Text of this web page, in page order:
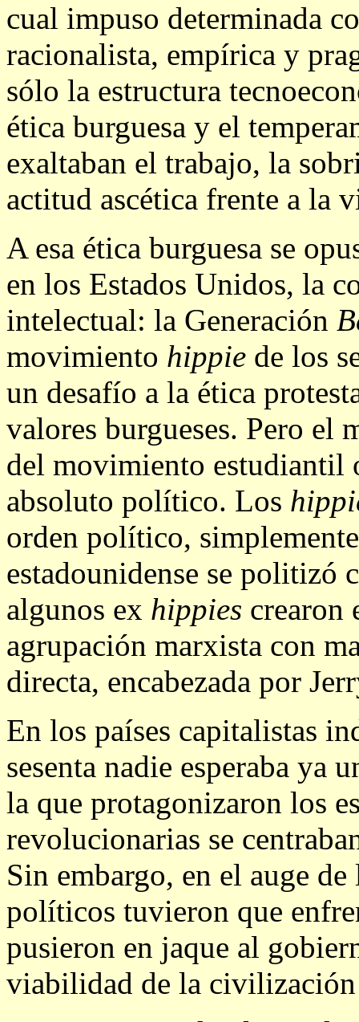
cual impuso determinada
racionalista, empírica y
sólo la estructura
ética burguesa y el
exaltaban el trabajo, la
actitud ascética frente a la
A esa ética burguesa se
en los Estados Unidos, la
intelectual: la Generación
movimiento hippie de los
un desafío a la ética
valores burgueses. Pero el
del movimiento estudiantil
absoluto político. Los
orden político,
estadounidense se politizó
algunos ex hippies crearon
agrupación marxista con
directa, encabezada por
En los países capitalistas
sesenta nadie esperaba ya
la que protagonizaron los
revolucionarias se
Sin embargo, en el auge
políticos tuvieron que
pusieron en jaque al
viabilidad de la